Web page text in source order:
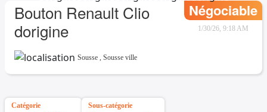
Bouton Renault Clio
dorigine
Négociable
1/30/26, 9:18 AM
Sousse , Sousse ville
Catégorie Sous-catégorie